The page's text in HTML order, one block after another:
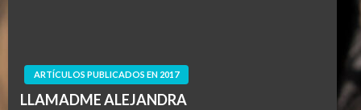
ARTÍCULOS PUBLICADOS EN 2017
LLAMADME ALEJANDRA